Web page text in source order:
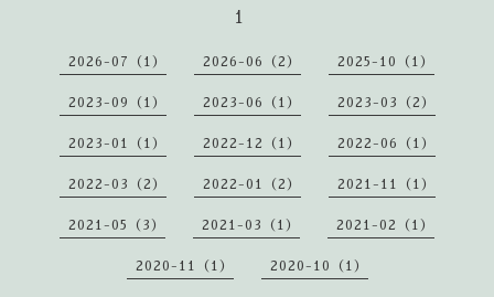
1
2026-07（1） 2026-06（2） 2025-10（1）
2023-09（1） 2023-06（1） 2023-03（2）
2023-01（1） 2022-12（1） 2022-06（1）
2022-03（2） 2022-01（2） 2021-11（1）
2021-05（3） 2021-03（1） 2021-02（1）
2020-11（1） 2020-10（1）